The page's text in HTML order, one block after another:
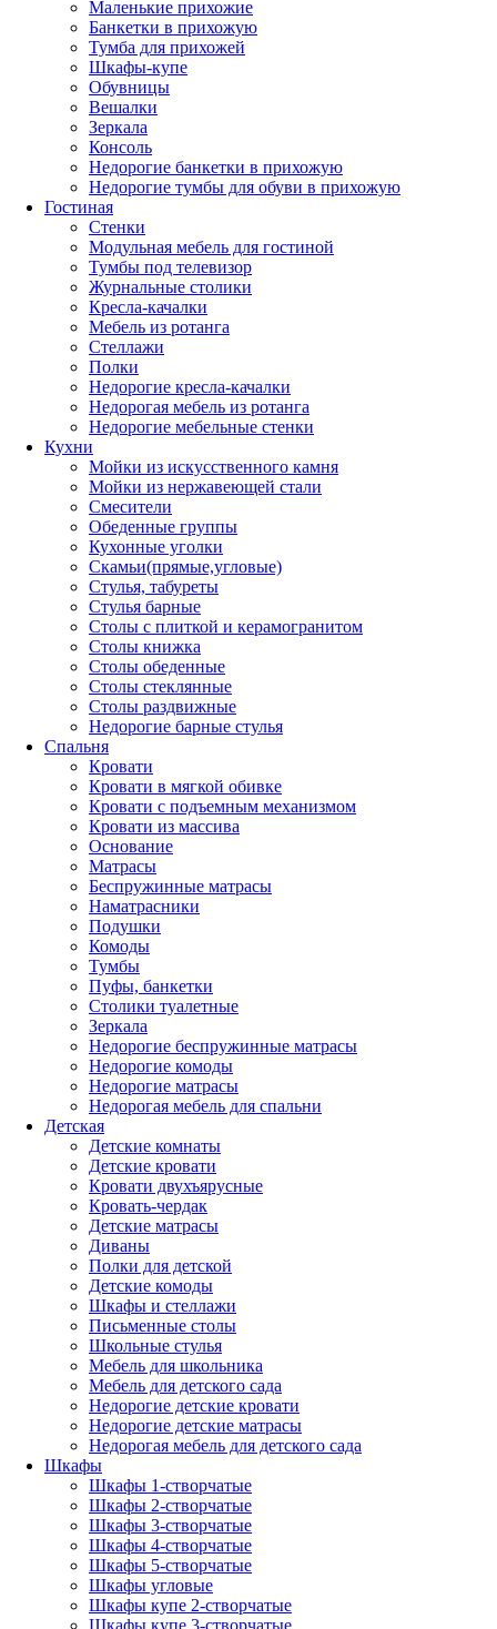
Маленькие прихожие
Банкетки в прихожую
Тумба для прихожей
Шкафы-купе
Обувницы
Вешалки
Зеркала
Консоль
Недорогие банкетки в прихожую
Недорогие тумбы для обуви в прихожую
Гостиная
Стенки
Модульная мебель для гостиной
Тумбы под телевизор
Журнальные столики
Кресла-качалки
Мебель из ротанга
Стеллажи
Полки
Недорогие кресла-качалки
Недорогая мебель из ротанга
Недорогие мебельные стенки
Кухни
Мойки из искусственного камня
Мойки из нержавеющей стали
Смесители
Обеденные группы
Кухонные уголки
Скамьи(прямые,угловые)
Стулья, табуреты
Стулья барные
Столы с плиткой и керамогранитом
Столы книжка
Столы обеденные
Столы стеклянные
Столы раздвижные
Недорогие барные стулья
Спальня
Кровати
Кровати в мягкой обивке
Кровати с подъемным механизмом
Кровати из массива
Основание
Матрасы
Беспружинные матрасы
Наматрасники
Подушки
Комоды
Тумбы
Пуфы, банкетки
Столики туалетные
Зеркала
Недорогие беспружинные матрасы
Недорогие комоды
Недорогие матрасы
Недорогая мебель для спальни
Детская
Детские комнаты
Детские кровати
Кровати двухъярусные
Кровать-чердак
Детские матрасы
Диваны
Полки для детской
Детские комоды
Шкафы и стеллажи
Письменные столы
Школьные стулья
Мебель для школьника
Мебель для детского сада
Недорогие детские кровати
Недорогие детские матрасы
Недорогая мебель для детского сада
Шкафы
Шкафы 1-створчатые
Шкафы 2-створчатые
Шкафы 3-створчатые
Шкафы 4-створчатые
Шкафы 5-створчатые
Шкафы угловые
Шкафы купе 2-створчатые
Шкафы купе 3-створчатые